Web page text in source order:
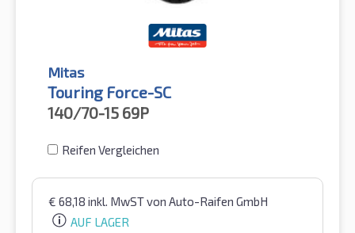
Mitas
Touring Force-SC
140/70-15 69P
Reifen Vergleichen
€ 68,18 inkl. MwSTvon Auto-Raifen GmbH
AUF LAGER